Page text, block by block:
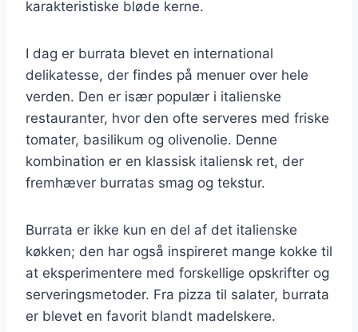
karakteristiske bløde kerne.
I dag er burrata blevet en international
delikatesse, der findes på menuer over hele
verden. Den er især populær i italienske
restauranter, hvor den ofte serveres med friske
tomater, basilikum og olivenolie. Denne
kombination er en klassisk italiensk ret, der
fremhæver burratas smag og tekstur.
Burrata er ikke kun en del af det italienske
køkken; den har også inspireret mange kokke til
at eksperimentere med forskellige opskrifter og
serveringsmetoder. Fra pizza til salater, burrata
er blevet en favorit blandt madelskere.